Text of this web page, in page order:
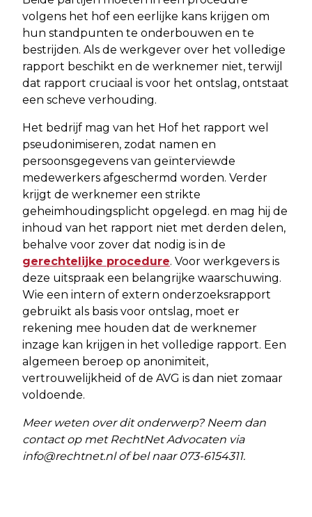
volgens het hof een eerlijke kans krijgen om
hun standpunten te onderbouwen en te
bestrijden. Als de werkgever over het volledige
rapport beschikt en de werknemer niet, terwijl
dat rapport cruciaal is voor het ontslag, ontstaat
een scheve verhouding.
Het bedrijf mag van het Hof het rapport wel
pseudonimiseren, zodat namen en
persoonsgegevens van geïnterviewde
medewerkers afgeschermd worden. Verder
krijgt de werknemer een strikte
geheimhoudingsplicht opgelegd. en mag hij de
inhoud van het rapport niet met derden delen,
behalve voor zover dat nodig is in de
gerechtelijke procedure. Voor werkgevers is
deze uitspraak een belangrijke waarschuwing.
Wie een intern of extern onderzoeksrapport
gebruikt als basis voor ontslag, moet er
rekening mee houden dat de werknemer
inzage kan krijgen in het volledige rapport. Een
algemeen beroep op anonimiteit,
vertrouwelijkheid of de AVG is dan niet zomaar
voldoende.
Meer weten over dit onderwerp? Neem dan
contact op met RechtNet Advocaten via
info@rechtnet.nlof bel naar 073-6154311.